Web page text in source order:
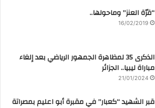
“قرّة العنز” وماحولها..
16/02/2019
الذكرى 35 لمظاهرة الجمهور الرياضي بعد إلغاء
مباراة ليبيا.. الجزائر
21/01/2024
قبر الشهيد “كعبار” في مقبرة أبو اعليم بمصراتة